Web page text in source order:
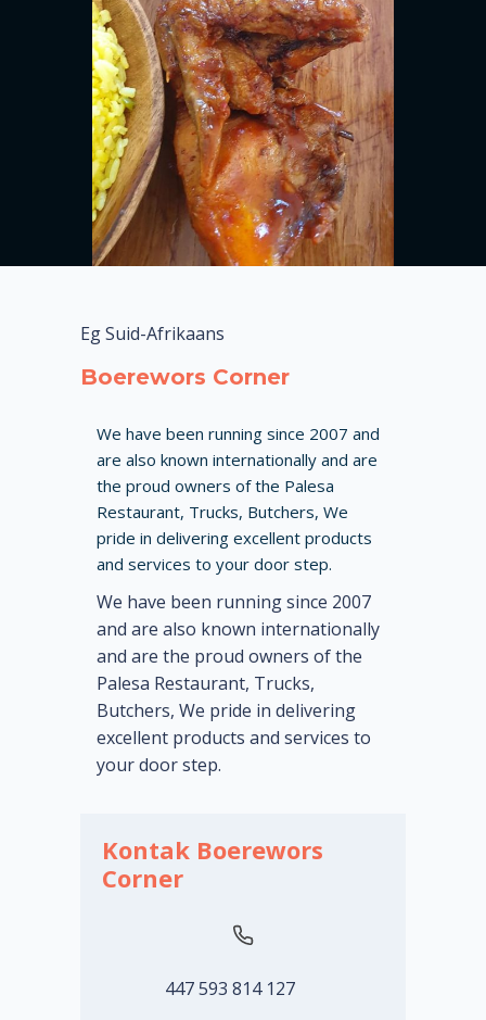
Eg Suid-Afrikaans
Boerewors Corner
We have been running since 2007 and
are also known internationally and are
the proud owners of the Palesa
Restaurant, Trucks, Butchers, We
pride in delivering excellent products
and services to your door step.
We have been running since 2007
and are also known internationally
and are the proud owners of the
Palesa Restaurant, Trucks,
Butchers, We pride in delivering
excellent products and services to
your door step.
Kontak Boerewors
Corner
447 593 814 127